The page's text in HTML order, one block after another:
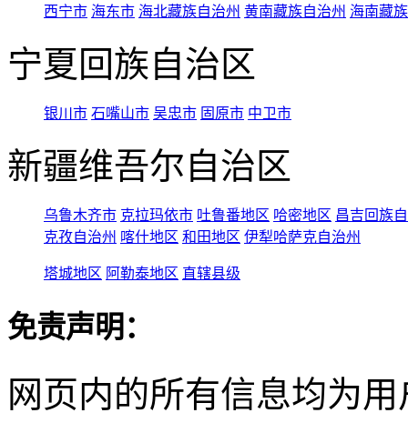
西宁市 海东市 海北藏族自治州 黄南藏族自治州 海南藏
宁夏回族自治区
银川市 石嘴山市 吴忠市 固原市 中卫市
新疆维吾尔自治区
乌鲁木齐市 克拉玛依市 吐鲁番地区 哈密地区 昌吉回族
克孜自治州 喀什地区 和田地区 伊犁哈萨克自治州
塔城地区 阿勒泰地区 直辖县级
免责声明：
网页内的所有信息均为